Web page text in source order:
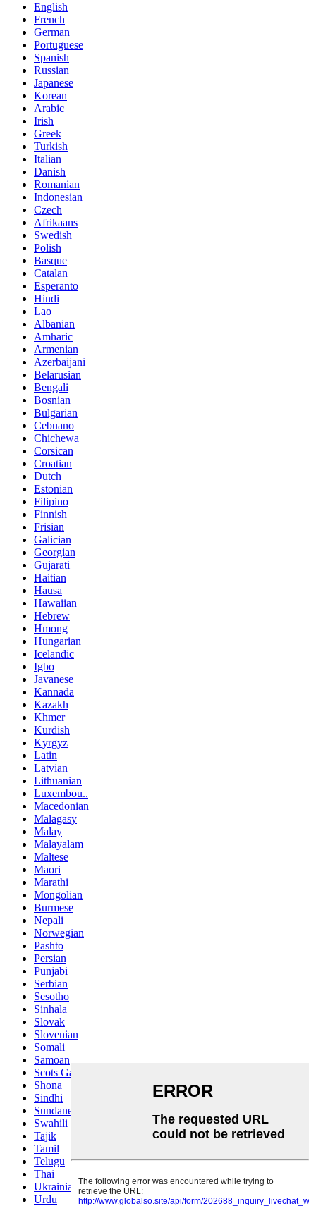
English
French
German
Portuguese
Spanish
Russian
Japanese
Korean
Arabic
Irish
Greek
Turkish
Italian
Danish
Romanian
Indonesian
Czech
Afrikaans
Swedish
Polish
Basque
Catalan
Esperanto
Hindi
Lao
Albanian
Amharic
Armenian
Azerbaijani
Belarusian
Bengali
Bosnian
Bulgarian
Cebuano
Chichewa
Corsican
Croatian
Dutch
Estonian
Filipino
Finnish
Frisian
Galician
Georgian
Gujarati
Haitian
Hausa
Hawaiian
Hebrew
Hmong
Hungarian
Icelandic
Igbo
Javanese
Kannada
Kazakh
Khmer
Kurdish
Kyrgyz
Latin
Latvian
Lithuanian
Luxembou..
Macedonian
Malagasy
Malay
Malayalam
Maltese
Maori
Marathi
Mongolian
Burmese
Nepali
Norwegian
Pashto
Persian
Punjabi
Serbian
Sesotho
Sinhala
Slovak
Slovenian
Somali
Samoan
Scots Gaelic
Shona
Sindhi
Sundanese
Swahili
Tajik
Tamil
Telugu
Thai
Ukrainian
Urdu